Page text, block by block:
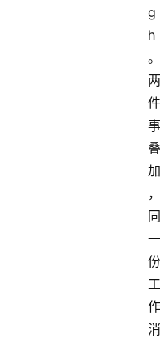
g
h
。
两
件
事
叠
加
，
同
一
份
工
作
消